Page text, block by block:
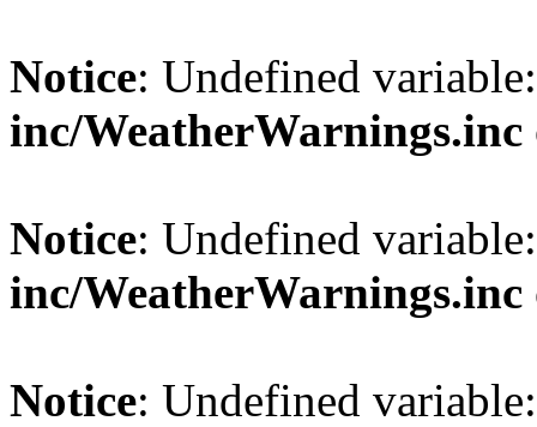
Notice: Undefined
inc/WeatherWarnings.inc
Notice: Undefined
inc/WeatherWarnings.inc
Notice: Undefined